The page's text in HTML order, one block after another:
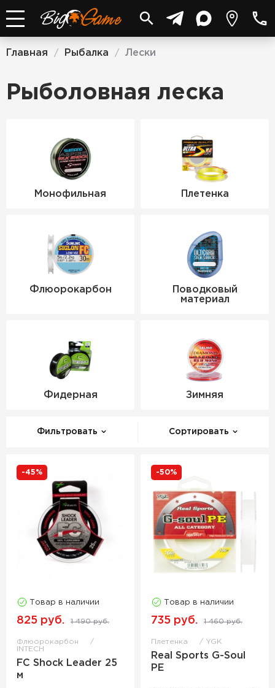
Главная / Рыбалка / Лески
Рыболовная леска
Монофильная Плетенка
Флюорокарбон
Поводковый
материал
Фидерная Зимняя
Фильтровать Сортировать
-45%
Товар в наличии
825 руб. 1 490 руб.
Флюорокарбон
INTECH
FC Shock Leader 25
м
-50%
Товар в наличии
735 руб. 1 460 руб.
Плетенка YGK
Real Sports G-Soul
РЕ